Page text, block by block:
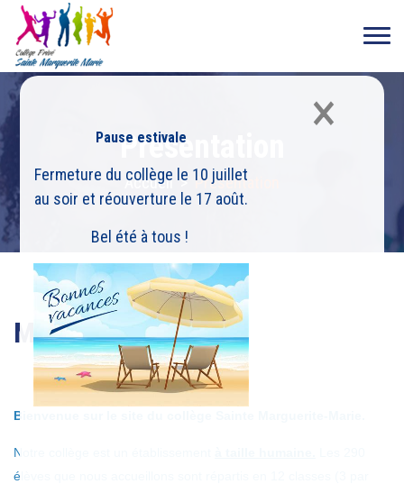
×
Pause estivale
Fermeture du collège le 10 juillet
au soir et réouverture le 17 août.
Bel été à tous !
Présentation
Accueil > Présentation
Mot de la direction
Bienvenue sur le site du collège Sainte Marguerite-Marie.
Notre collège est un établissement
élèves que nous accueillons sont répartis en 12 classes (3 par